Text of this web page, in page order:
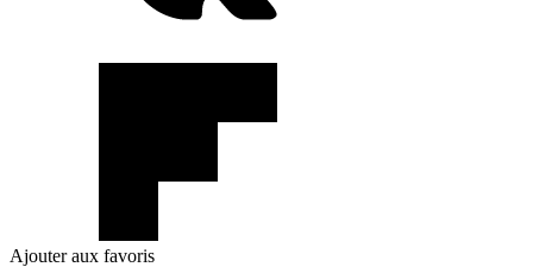
Ajouter aux favoris